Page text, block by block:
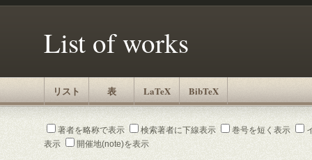
List of works
リスト 表 LaTeX BibTeX
著者を略称で表示 検索著者に下線表示 巻号を短く表示
表示
開催地(note)を表示